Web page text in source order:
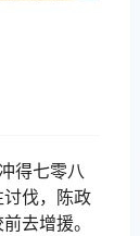
得七零八
伐，陈政
去增援。